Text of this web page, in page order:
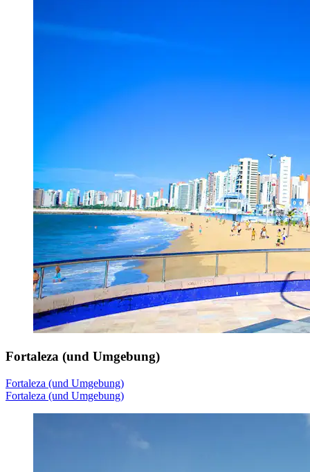
Fortaleza (und Umgebung)
Fortaleza (und Umgebung)
Fortaleza (und Umgebung)